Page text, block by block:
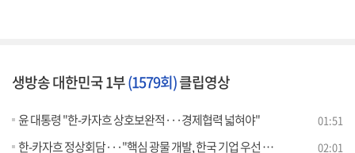
생방송 대한민국 1부(1579회)클립영상
윤 대통령 "한-카자흐 상호보완적···경제협력 넓혀야" 01:51
한-카자흐 정상회담···"핵심 광물 개발, 한국 기업 우선 참여" 02:01